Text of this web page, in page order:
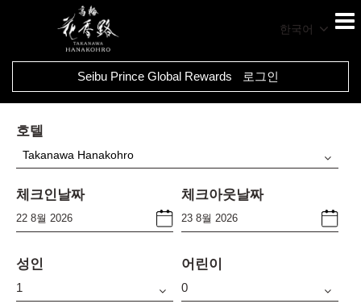
한국어
Seibu Prince Global Rewards 로그인
호텔
Takanawa Hanakohro
체크인날짜 체크아웃날짜
성인 어린이